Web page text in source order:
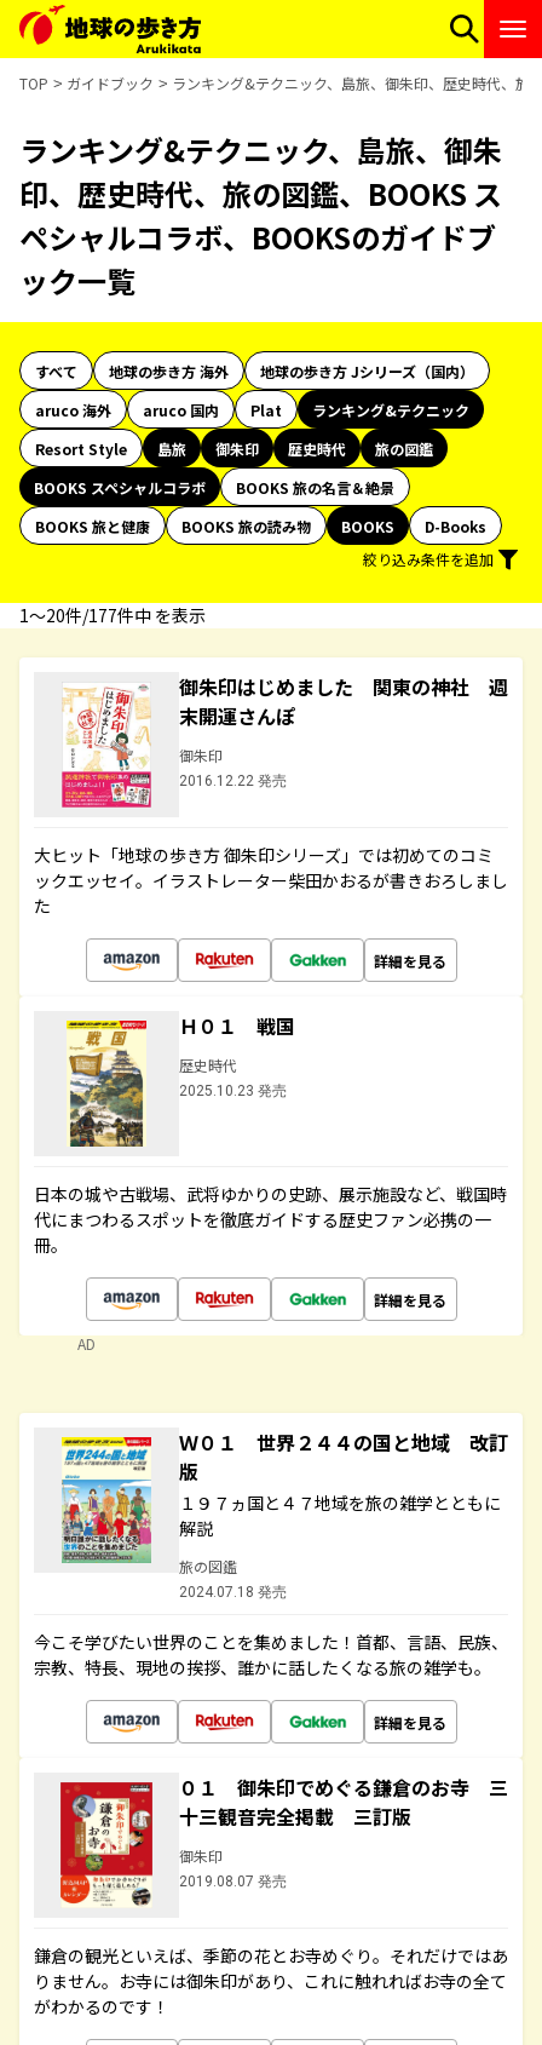
TOP ガイドブック ランキング&テクニック、島旅、御朱印、歴史時代、旅
ランキング&テクニック、島旅、御朱
印、歴史時代、旅の図鑑、BOOKS ス
ペシャルコラボ、BOOKSのガイドブ
ック一覧
すべて 地球の歩き方 海外
地球の歩き方 Jシリーズ（国内）
aruco 海外
aruco 国内 Plat
ランキング&テクニック
Resort Style
島旅 御朱印 歴史時代
旅の図鑑
BOOKS スペシャルコラボ
BOOKS 旅の名言＆絶景
BOOKS 旅と健康
BOOKS 旅の読み物 BOOKS
D-Books
絞り込み条件を追加
1〜20件/177件中 を表示
御朱印はじめました 関東の神社 週
末開運さんぽ
御朱印
2016.12.22 発売
大ヒット「地球の歩き方 御朱印シリーズ」では初めてのコミ
ックエッセイ。イラストレーター柴田かおるが書きおろしまし
た
詳細を見る
Ｈ０１ 戦国
歴史時代
2025.10.23 発売
日本の城や古戦場、武将ゆかりの史跡、展示施設など、戦国時
代にまつわるスポットを徹底ガイドする歴史ファン必携の一
冊。
詳細を見る
AD
Ｗ０１ 世界２４４の国と地域 改訂
版
１９７ヵ国と４７地域を旅の雑学とともに
解説
旅の図鑑
2024.07.18 発売
今こそ学びたい世界のことを集めました！首都、言語、民族、
宗教、特長、現地の挨拶、誰かに話したくなる旅の雑学も。
詳細を見る
０１ 御朱印でめぐる鎌倉のお寺 三
十三観音完全掲載 三訂版
御朱印
2019.08.07 発売
鎌倉の観光といえば、季節の花とお寺めぐり。それだけではあ
りません。お寺には御朱印があり、これに触れればお寺の全て
がわかるのです！